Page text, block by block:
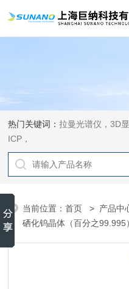
热门关键词：拉曼光谱仪，3D
ICP，
当前位置：首页 > 产品中
硒化钨晶体（百分之99.995